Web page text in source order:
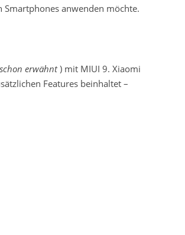
Smartphones anwenden möchte.
erwähnt) mit MIUI 9. Xiaomi
Features beinhaltet –